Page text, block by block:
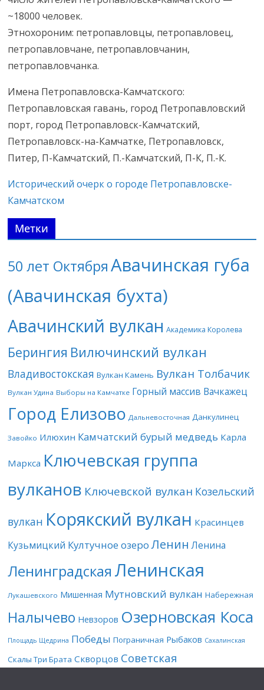
~18000 человек.
Этнохороним: петропавловцы, петропавловец,
петропавловчане, петропавловчанин,
петропавловчанка.
Имена Петропавловска-Камчатского:
Петропавловская гавань, город Петропавловский
порт, город Петропавловск-Камчатский,
Петропавловск-на-Камчатке, Петропавловск,
Питер, П-Камчатский, П.-Камчатский, П-К, П.-К.
Исторический очерк о городе Петропавловске-
Камчатском
Метки
50 лет Октября Авачинская губа
(Авачинская бухта)
Авачинский вулкан Академика Королева
Берингия Вилючинский вулкан
Владивостокская Вулкан Камень Вулкан Толбачик
Вулкан Удина Выборы на Камчатке Горный массив Вачкажец
Город Елизово Дальневосточная Данкулинец
Завойко Илюхин Камчатский бурый медведь Карла
Маркса Ключевская группа
вулканов Ключевской вулкан Козельский
вулкан Корякский вулкан Красинцев
Кузьмицкий Култучное озеро Ленин Ленина
Ленинградская Ленинская
Лукашевского Мишенная Мутновский вулкан Набережная
Налычево Невзоров Озерновская Коса
Площадь Щедрина Победы Пограничная Рыбаков Сахалинская
Скалы Три Брата Скворцов Советская